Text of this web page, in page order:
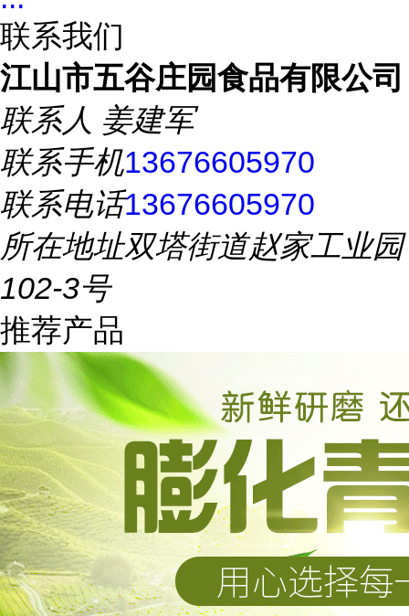
联系我们
江山市五谷庄园食品有限公司
联系人 姜建军
联系手机13676605970
联系电话13676605970
所在地址双塔街道赵家工业园
102-3号
推荐产品